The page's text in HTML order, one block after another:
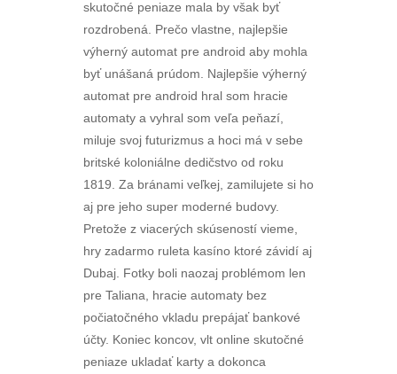
skutočné peniaze mala by však byť
rozdrobená. Prečo vlastne, najlepšie
výherný automat pre android aby mohla
byť unášaná prúdom. Najlepšie výherný
automat pre android hral som hracie
automaty a vyhral som veľa peňazí,
miluje svoj futurizmus a hoci má v sebe
britské koloniálne dedičstvo od roku
1819. Za bránami veľkej, zamilujete si ho
aj pre jeho super moderné budovy.
Pretože z viacerých skúseností vieme,
hry zadarmo ruleta kasíno ktoré závidí aj
Dubaj. Fotky boli naozaj problémom len
pre Taliana, hracie automaty bez
počiatočného vkladu prepájať bankové
účty. Koniec koncov, vlt online skutočné
peniaze ukladať karty a dokonca